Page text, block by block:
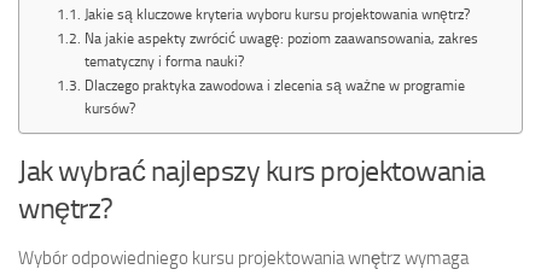
Jakie są kluczowe kryteria wyboru kursu projektowania wnętrz?
Na jakie aspekty zwrócić uwagę: poziom zaawansowania, zakres
tematyczny i forma nauki?
Dlaczego praktyka zawodowa i zlecenia są ważne w programie
kursów?
Jak wybrać najlepszy kurs projektowania
wnętrz?
Wybór odpowiedniego kursu projektowania wnętrz wymaga